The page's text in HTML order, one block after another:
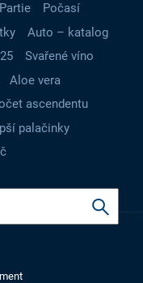
Partie
Počasí
Auto – katalog
Svařené víno
Aloe vera
ascendentu
palačinky